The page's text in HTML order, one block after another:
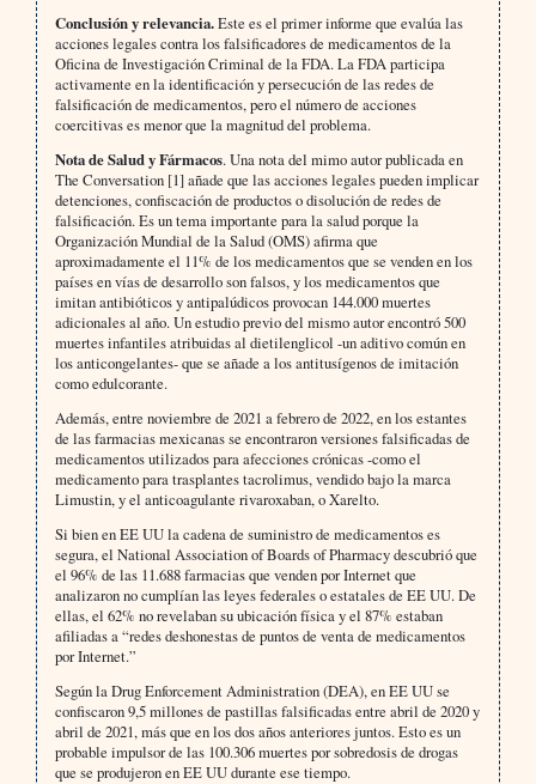
Conclusión y relevancia.Este es el primer informe que evalúa las
acciones legales contra los falsificadores de medicamentos de la
Oficina de Investigación Criminal de la FDA. La FDA participa
activamente en la identificación y persecución de las redes de
falsificación de medicamentos, pero el número de acciones
coercitivas es menor que la magnitud del problema.
Nota de Salud y Fármacos. Una nota del mimo autor publicada en
The Conversation [1] añade que las acciones legales pueden implicar
detenciones, confiscación de productos o disolución de redes de
falsificación. Es un tema importante para la salud porque la
Organización Mundial de la Salud (OMS) afirma que
aproximadamente el 11% de los medicamentos que se venden en los
países en vías de desarrollo son falsos, y los medicamentos que
imitan antibióticos y antipalúdicos provocan 144.000 muertes
adicionales al año. Un estudio previo del mismo autor encontró 500
muertes infantiles atribuidas al dietilenglicol -un aditivo común en
los anticongelantes- que se añade a los antitusígenos de imitación
como edulcorante.
Además, entre noviembre de 2021 a febrero de 2022, en los estantes
de las farmacias mexicanas se encontraron versiones falsificadas de
medicamentos utilizados para afecciones crónicas -como el
medicamento para trasplantes tacrolimus, vendido bajo la marca
Limustin, y el anticoagulante rivaroxaban, o Xarelto.
Si bien en EE UU la cadena de suministro de medicamentos es
segura, el National Association of Boards of Pharmacy descubrió que
el 96% de las 11.688 farmacias que venden por Internet que
analizaron no cumplían las leyes federales o estatales de EE UU. De
ellas, el 62% no revelaban su ubicación física y el 87% estaban
afiliadas a “redes deshonestas de puntos de venta de medicamentos
por Internet.”
Según la Drug Enforcement Administration (DEA), en EE UU se
confiscaron 9,5 millones de pastillas falsificadas entre abril de 2020 y
abril de 2021, más que en los dos años anteriores juntos. Esto es un
probable impulsor de las 100.306 muertes por sobredosis de drogas
que se produjeron en EE UU durante ese tiempo.